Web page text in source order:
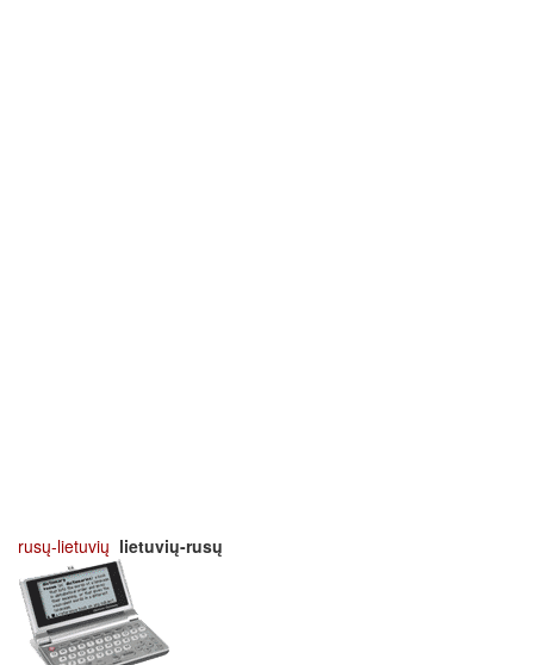
rusų-lietuvių lietuvių-rusų